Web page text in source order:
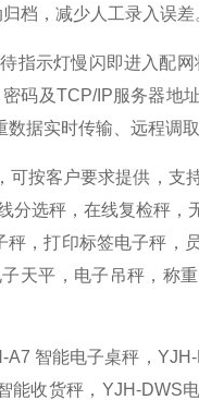
档，减少人工录入误差
示灯慢闪即进入配网
码及TCP/IP服务器地
据实时传输、远程调取
按客户要求提供，支
分选秤，在线复检秤，
，打印标签电子秤，
天平，电子吊秤，称
智能电子桌秤，
收货秤，YJH-DWS